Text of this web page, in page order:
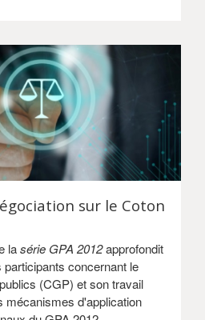
sur le Coton
lasérie GPA 2012approfondit
concernant le
(CGP) et son travail
mécanismes d'application